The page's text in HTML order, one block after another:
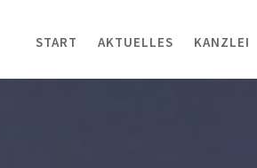
START AKTUELLES KANZLEI